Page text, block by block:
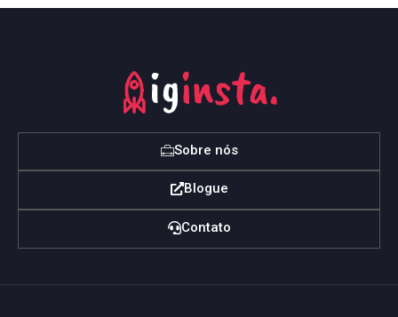
Sobre nós
Blogue
Contato